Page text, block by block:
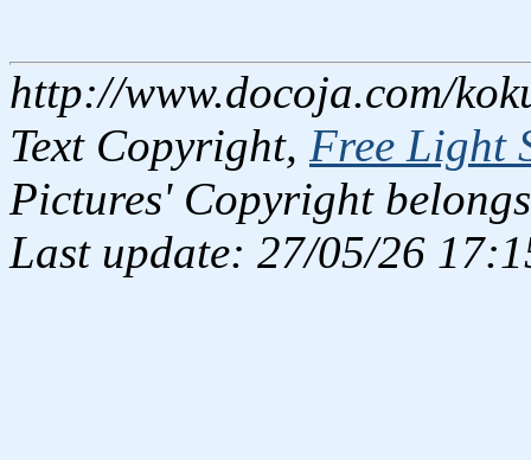
http://www.docoja.com/
Text Copyright, Free Light
Pictures' Copyright
Last update: 27/05/26